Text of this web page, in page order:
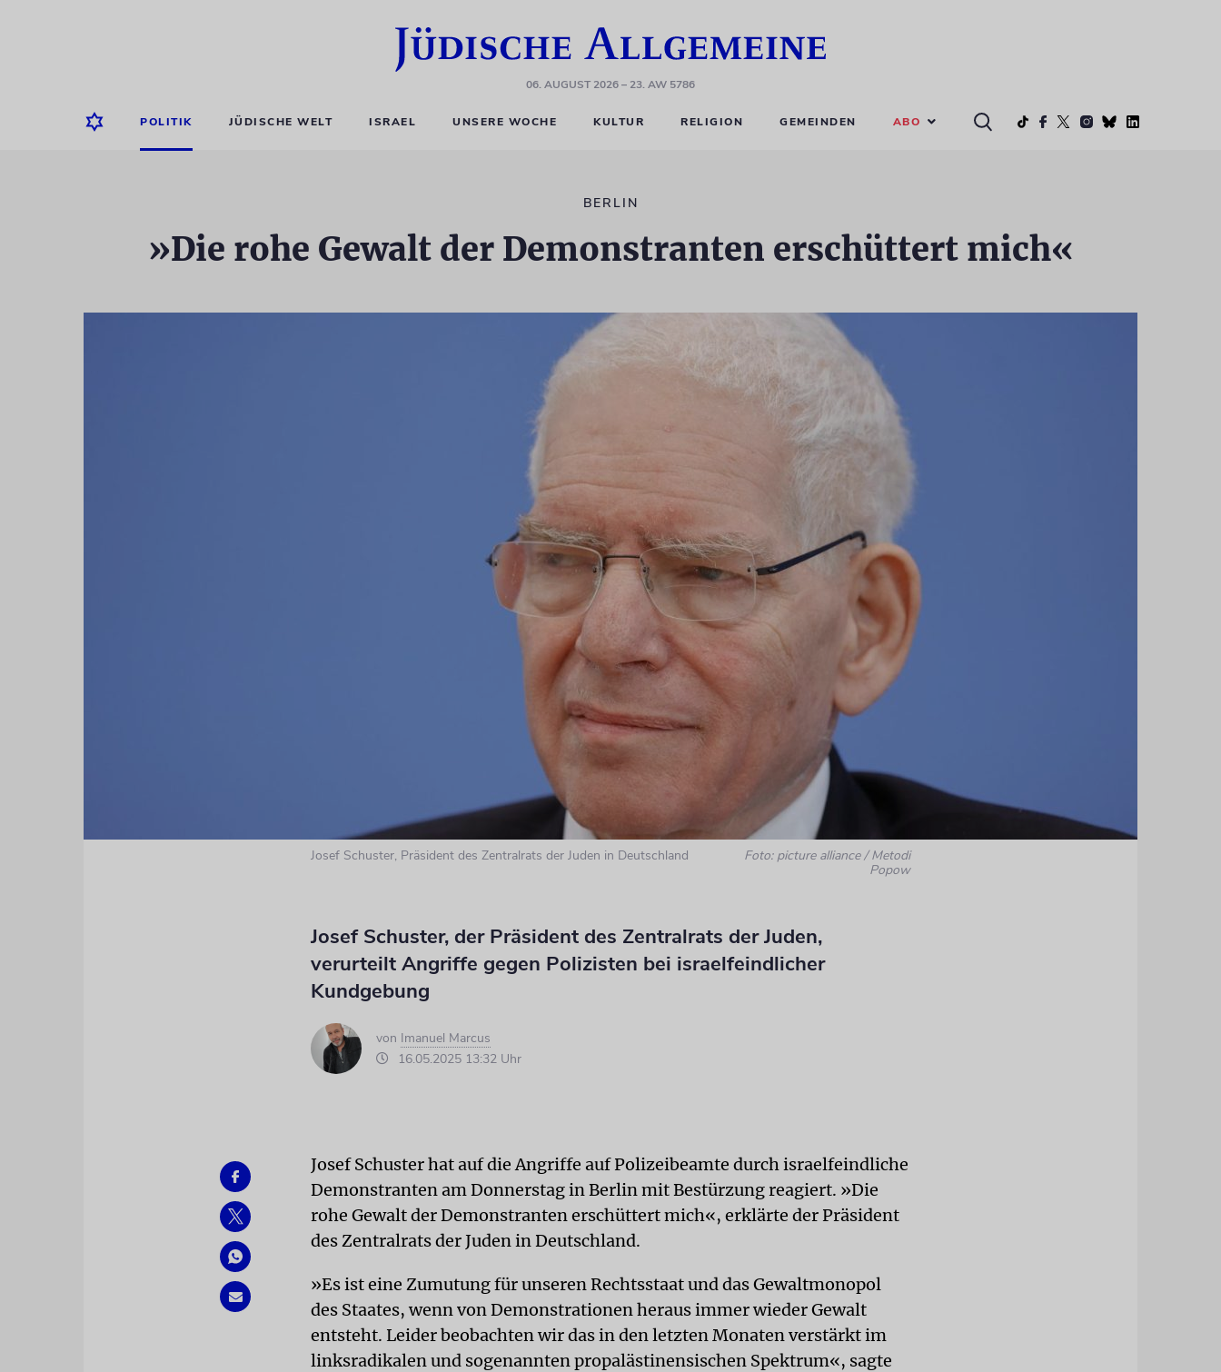
06. AUGUST 2026– 23. AW 5786
POLITIK JÜDISCHE WELT ISRAEL UNSERE WOCHE KULTUR RELIGION GEMEINDEN ABO
BERLIN
»Die rohe Gewalt der Demonstranten erschüttert mich«
Josef Schuster, Präsident des Zentralrats der Juden in Deutschland
Foto: picture alliance / Metodi
Popow
Josef Schuster, der Präsident des Zentralrats der Juden,
verurteilt Angriffe gegen Polizisten bei israelfeindlicher
Kundgebung
von Imanuel Marcus
16.05.2025 13:32 Uhr
Josef Schuster hat auf die Angriffe auf Polizeibeamte durch israelfeindliche
Demonstranten am Donnerstag in Berlin mit Bestürzung reagiert. »Die
rohe Gewalt der Demonstranten erschüttert mich«, erklärte der Präsident
des Zentralrats der Juden in Deutschland.
»Es ist eine Zumutung für unseren Rechtsstaat und das Gewaltmonopol
des Staates, wenn von Demonstrationen heraus immer wieder Gewalt
entsteht. Leider beobachten wir das in den letzten Monaten verstärkt im
linksradikalen und sogenannten propalästinensischen Spektrum«, sagte